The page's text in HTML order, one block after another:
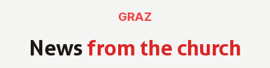
Newsfrom the church
GRAZ